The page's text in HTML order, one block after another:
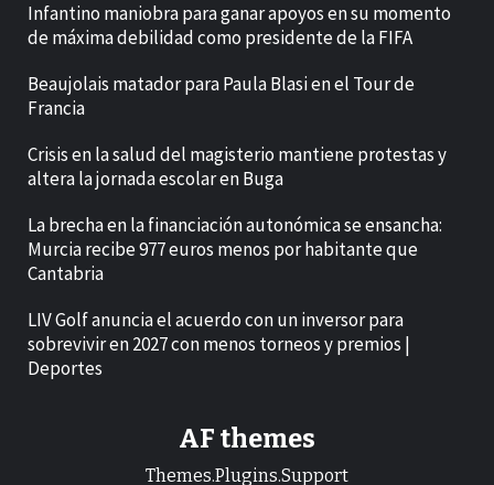
Infantino maniobra para ganar apoyos en su momento
de máxima debilidad como presidente de la FIFA
Beaujolais matador para Paula Blasi en el Tour de
Francia
Crisis en la salud del magisterio mantiene protestas y
altera la jornada escolar en Buga
La brecha en la financiación autonómica se ensancha:
Murcia recibe 977 euros menos por habitante que
Cantabria
LIV Golf anuncia el acuerdo con un inversor para
sobrevivir en 2027 con menos torneos y premios |
Deportes
AF themes
Themes.Plugins.Support